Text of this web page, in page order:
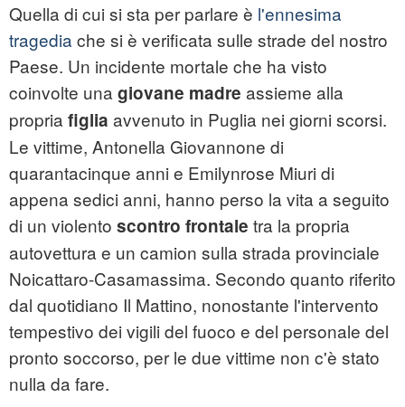
Quella di cui si sta per parlare è l'ennesima
tragedia che si è verificata sulle strade del nostro
Paese. Un incidente mortale che ha visto
coinvolte una giovane madre assieme alla
propria figlia avvenuto in Puglia nei giorni scorsi.
Le vittime, Antonella Giovannone di
quarantacinque anni e Emilynrose Miuri di
appena sedici anni, hanno perso la vita a seguito
di un violento scontro frontale tra la propria
autovettura e un camion sulla strada provinciale
Noicattaro-Casamassima. Secondo quanto riferito
dal quotidiano Il Mattino, nonostante l'intervento
tempestivo dei vigili del fuoco e del personale del
pronto soccorso, per le due vittime non c'è stato
nulla da fare.